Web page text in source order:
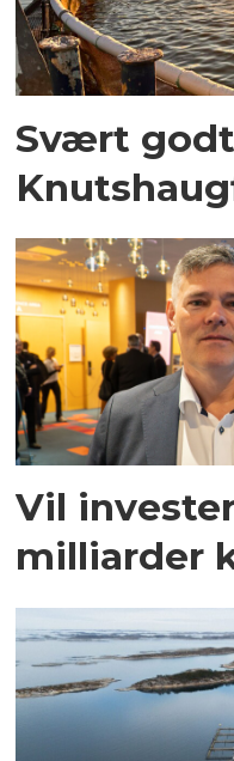
Svært
Vil
milliarder